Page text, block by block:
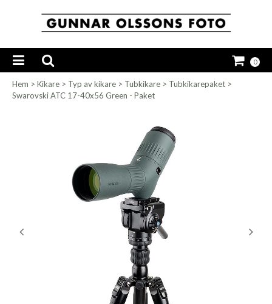
0
Hem > Kikare > Typ av kikare > Tubkikare > Tubkikarepaket >
Swarovski ATC 17-40x56 Green - Paket